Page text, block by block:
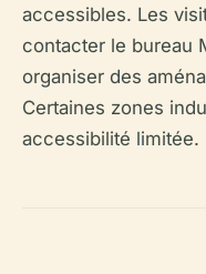
accessibles. Les
contacter le bureau
organiser des
Certaines zones
accessibilité limitée.